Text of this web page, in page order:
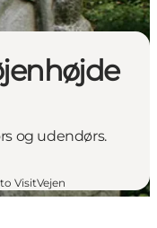
og udendørs.
VisitVejen